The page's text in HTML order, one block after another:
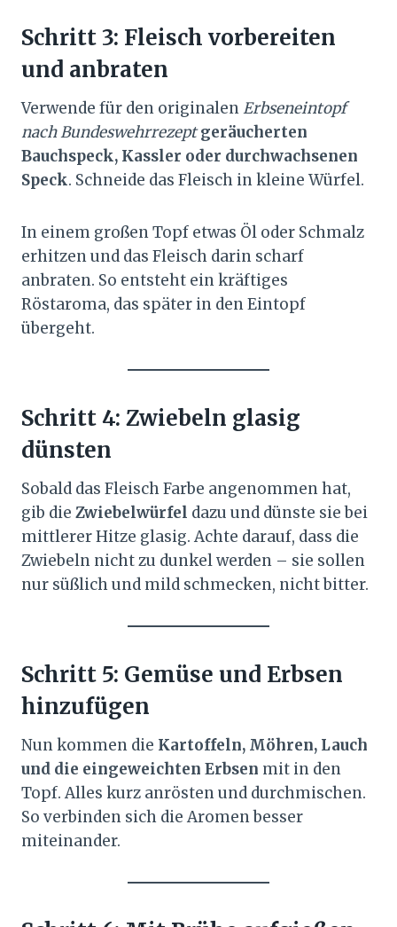
Schritt 3: Fleisch vorbereiten
und anbraten
Verwende für den originalenErbseneintopf
nach Bundeswehrrezept geräucherten
Bauchspeck, Kassler oder durchwachsenen
Speck. Schneide das Fleisch in kleine Würfel.
In einem großen Topf etwas Öl oder Schmalz
erhitzen und das Fleisch darin scharf
anbraten. So entsteht ein kräftiges
Röstaroma, das später in den Eintopf
übergeht.
Schritt 4: Zwiebeln glasig
dünsten
Sobald das Fleisch Farbe angenommen hat,
gib die Zwiebelwürfel dazu und dünste sie bei
mittlerer Hitze glasig. Achte darauf, dass die
Zwiebeln nicht zu dunkel werden – sie sollen
nur süßlich und mild schmecken, nicht bitter.
Schritt 5: Gemüse und Erbsen
hinzufügen
Nun kommen die Kartoffeln, Möhren, Lauch
und die eingeweichten Erbsen mit in den
Topf. Alles kurz anrösten und durchmischen.
So verbinden sich die Aromen besser
miteinander.